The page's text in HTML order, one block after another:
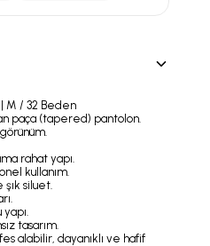
| M / 32 Beden
paça (tapered) pantolon.
rahat yapı.
kullanım.
şık siluet.
yapı.
tasarım.
alabilir, dayanıklı ve hafif